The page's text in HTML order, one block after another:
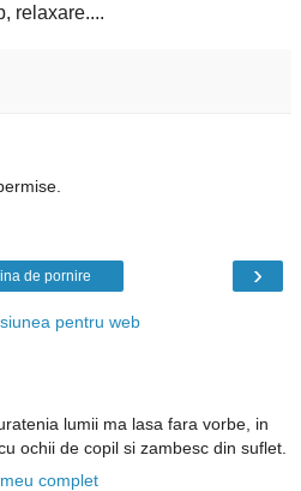
relaxare....
›
de pornire
pentru web
lumii ma lasa fara vorbe, in
ochii de copil si zambesc din suflet.
complet